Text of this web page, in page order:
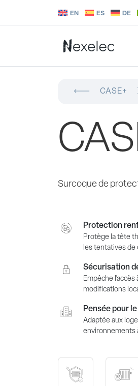
EN ES DE
CASE+
Surcoque de
Protection
Protège la tête
les tentatives de
Sécurisation
Empêche
modifications
Pensée pour
Adaptée aux
environnements